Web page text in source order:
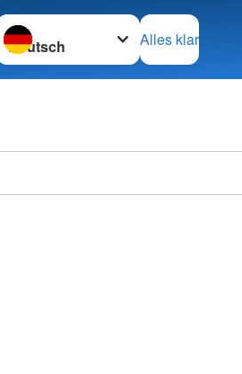
wechseln zu
Alles klar